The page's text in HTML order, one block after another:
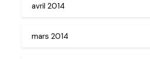
avril 2014
mars 2014